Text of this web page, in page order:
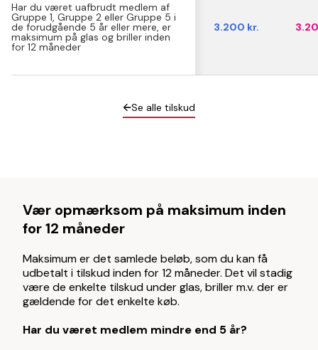
Har du været uafbrudt medlem af
Gruppe 1, Gruppe 2 eller Gruppe 5 i
de forudgående 5 år eller mere, er
maksimum på glas og briller inden
for 12 måneder
3.200 kr.
Se alle tilskud
Vær opmærksom på maksimum inden
for 12 måneder
Maksimum er det samlede beløb, som du kan få
udbetalt i tilskud inden for 12 måneder. Det vil stadig
være de enkelte tilskud under glas, briller m.v. der er
gældende for det enkelte køb.
Har du været medlem mindre end 5 år?